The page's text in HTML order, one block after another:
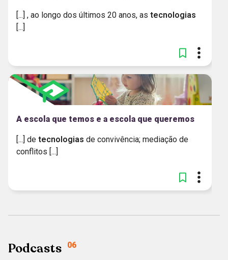
[...] , ao longo dos últimos 20 anos, as tecnologias
[...]
A escola que temos e a escola que queremos
[...] de tecnologias de convivência; mediação de
conflitos [...]
Podcasts 06